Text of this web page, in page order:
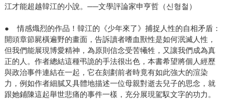
江才能超越韓江的小說。──文學評論家申亨哲（신형철）
● 情感熾烈的作品！韓江的《少年來了》捕捉人性的自相矛盾：
開頭章節屍橫遍野的畫面，告訴讀者嗜血獸性是如何泯滅人性，
但我們能展現博愛精神，為原則信念受苦犧牲，又讓我們成為真
正的人。作者總結這種弔詭的手法很出色，本書希望將個人經歷
與政治事件連結在一起，它在刻劃前者時竟有如此強大的渲染
力，例如作者細膩又具體地描述一位母親對逝去兒子的思念，就
跟她鋪陳這起舉世悲痛的事件一樣，充分展現駕馭文字的功力。